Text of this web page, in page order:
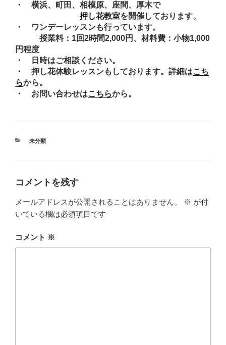
・ 横浜、町田、相模原、座間、厚木で
押し花教室を開催しております。
・ ワンデーレッスンも行っています。
授業料：1回2時間2,000円、材料費：小物1,000
円程度
・ 日時はご相談ください。
・ 押し花体験レッスンもしております。詳細はこち
らから。
・ お問い合わせはこちらから。
カ
未分類
コメントを残す
メールアドレスが公開されることはありません。 ※ が付
いている欄は必須項目です
コメント ※